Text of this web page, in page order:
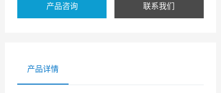
产品咨询 联系我们
产品详情